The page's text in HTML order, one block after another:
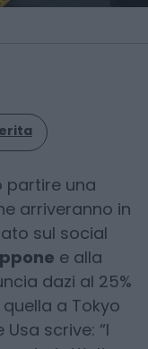
partire una
arriveranno in
sul social
e alla
dazi al 25%
a Tokyo
scrive: “I